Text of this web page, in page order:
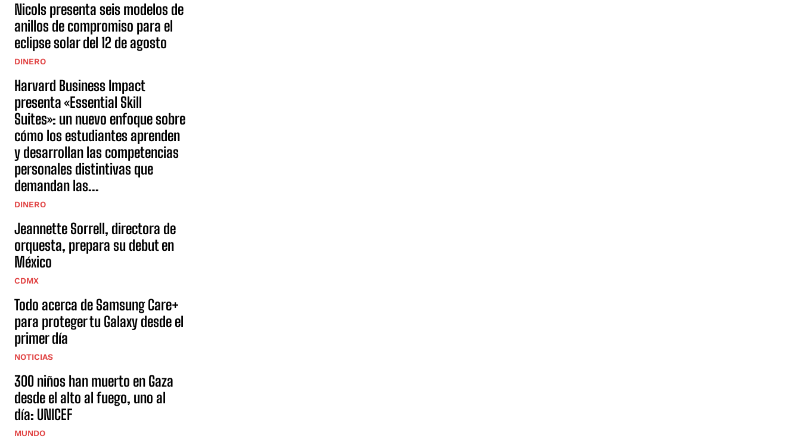
Nicols presenta seis modelos de
anillos de compromiso para el
eclipse solar del 12 de agosto
DINERO
Harvard Business Impact
presenta «Essential Skill
Suites»: un nuevo enfoque sobre
cómo los estudiantes aprenden
y desarrollan las competencias
personales distintivas que
demandan las...
DINERO
Jeannette Sorrell, directora de
orquesta, prepara su debut en
México
CDMX
Todo acerca de Samsung Care+
para proteger tu Galaxy desde el
primer día
NOTICIAS
300 niños han muerto en Gaza
desde el alto al fuego, uno al
día: UNICEF
MUNDO